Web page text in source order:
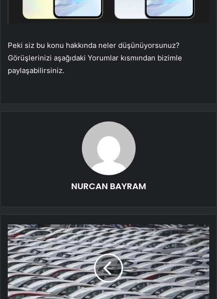
Peki siz bu konu hakkında neler düşünüyorsunuz?
Görüşlerinizi aşağıdaki Yorumlar kısmından bizimle
paylaşabilirsiniz.
NURCAN BAYRAM